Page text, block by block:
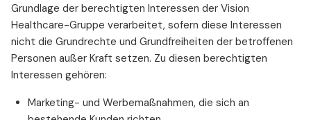
Grundlage der berechtigten Interessen der Vision
Healthcare-Gruppe verarbeitet, sofern diese Interessen
nicht die Grundrechte und Grundfreiheiten der betroffenen
Personen außer Kraft setzen. Zu diesen berechtigten
Interessen gehören:
Marketing- und Werbemaßnahmen, die sich an